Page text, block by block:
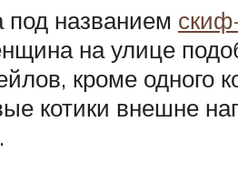
под названием
на улице
кроме
котики внешне